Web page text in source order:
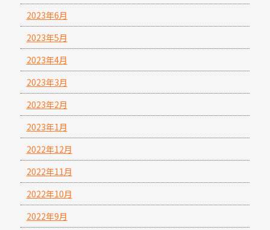
2023年6月
2023年5月
2023年4月
2023年3月
2023年2月
2023年1月
2022年12月
2022年11月
2022年10月
2022年9月